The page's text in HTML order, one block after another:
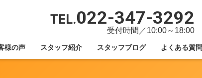
TEL.022-347-3292
受付時間／10:00～18:00
様の声 スタッフ紹介 スタッフブログ よくある質問